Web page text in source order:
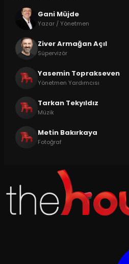
Gani Müjde
Yazar / Yönetmen
Ziver Armağan Açıl
Süpervizör
Yasemin Toprakseven
Yönetmen Yardımcısı
Tarkan Tekyıldız
Müzik
Metin Bakırkaya
Fotoğraf